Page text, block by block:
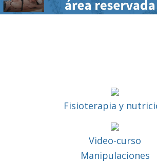
Fisioterapia y
Video-curso
Manipulaciones